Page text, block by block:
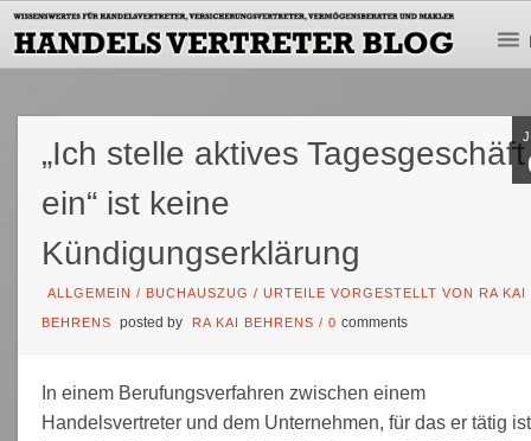
„Ich stelle aktives Tagesgeschäft
ein“ ist keine
Kündigungserklärung
ALLGEMEIN / BUCHAUSZUG /URTEILE VORGESTELLT VON RA KAI
BEHRENS posted by RA KAI BEHRENS /0comments
In einem Berufungsverfahren zwischen einem
Handelsvertreter und dem Unternehmen, für das er tätig